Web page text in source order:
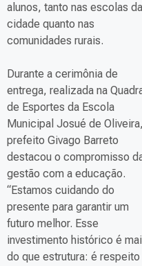
alunos, tanto nas escolas da
cidade quanto nas
comunidades rurais.
Durante a cerimônia de
entrega, realizada na
de Esportes da Escola
Municipal Josué de
prefeito Givago Barreto
destacou o compromisso
gestão com a educação.
“Estamos cuidando do
presente para garantir um
futuro melhor. Esse
investimento histórico é
do que estrutura: é respeito